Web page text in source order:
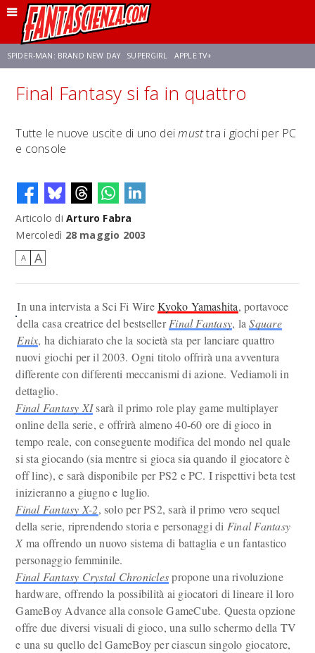
SPIDER-MAN: BRAND NEW DAY SUPERGIRL APPLE TV+
FRANCO RICCIARDIELLO ZENDAYA AVENGERS: DOOMSDAY STAR TREK
NETFLIX SADIE SINK
Final Fantasy si fa in quattro
Tutte le nuove uscite di uno deimusttra i giochi per PC
e console
Articolo di Arturo Fabra
Mercoledì 28 maggio 2003
A A
In una intervista a Sci Fi WireKyoko Yamashita, portavoce
della casa creatrice del bestsellerFinal Fantasy, laSquare
Enix, ha dichiarato che la società sta per lanciare quattro
nuovi giochi per il 2003. Ogni titolo offrirà una avventura
differente con differenti meccanismi di azione. Vediamoli in
dettaglio.
Final Fantasy XIsarà il primo role play game multiplayer
online della serie, e offrirà almeno 40-60 ore di gioco in
tempo reale, con conseguente modifica del mondo nel quale
si sta giocando (sia mentre si gioca sia quando il giocatore è
off line), e sarà disponibile per PS2 e PC. I rispettivi beta test
inizieranno a giugno e luglio.
Final Fantasy X-2, solo per PS2, sarà il primo vero sequel
della serie, riprendendo storia e personaggi di Final Fantasy
Xma offrendo un nuovo sistema di battaglia e un fantastico
personaggio femminile.
Final Fantasy Crystal Chroniclespropone una rivoluzione
hardware, offrendo la possibilità ai giocatori di lineare il loro
GameBoy Advance alla console GameCube. Questa opzione
offre due diversi visuali di gioco, una sullo schermo della TV
e una su quello del GameBoy per ciascun singolo giocatore,